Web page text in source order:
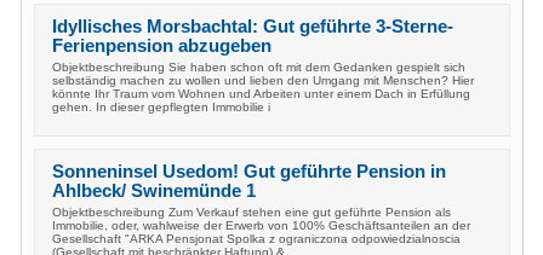
Idyllisches Morsbachtal: Gut geführte 3-Sterne-
Ferienpension abzugeben
Objektbeschreibung Sie haben schon oft mit dem Gedanken gespielt sich
selbständig machen zu wollen und lieben den Umgang mit Menschen? Hier
könnte Ihr Traum vom Wohnen und Arbeiten unter einem Dach in Erfüllung
gehen. In dieser gepflegten Immobilie i
Sonneninsel Usedom! Gut geführte Pension in
Ahlbeck/ Swinemünde 1
Objektbeschreibung Zum Verkauf stehen eine gut geführte Pension als
Immobilie, oder, wahlweise der Erwerb von 100% Geschäftsanteilen an der
Gesellschaft "ARKA Pensjonat Spolka z ograniczona odpowiedzialnoscia
(Gesellschaft mit beschränkter Haftung) &